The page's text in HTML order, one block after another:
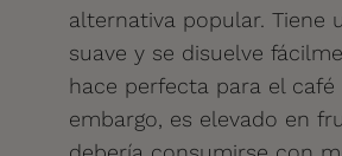
alternativa popular. Tiene
suave y se disuelve
hace perfecta para el café
embargo, es elevado en